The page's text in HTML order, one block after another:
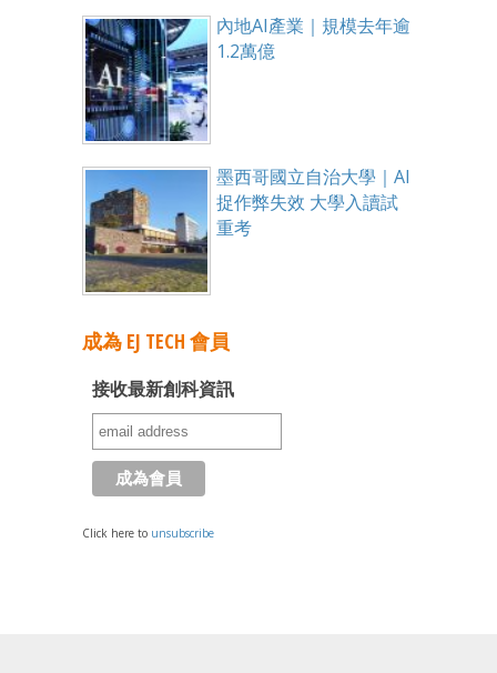
內地AI產業｜規模去年逾
1.2萬億
墨西哥國立自治大學｜AI
捉作弊失效 大學入讀試
重考
成為 EJ TECH 會員
接收最新創科資訊
Click here to unsubscribe